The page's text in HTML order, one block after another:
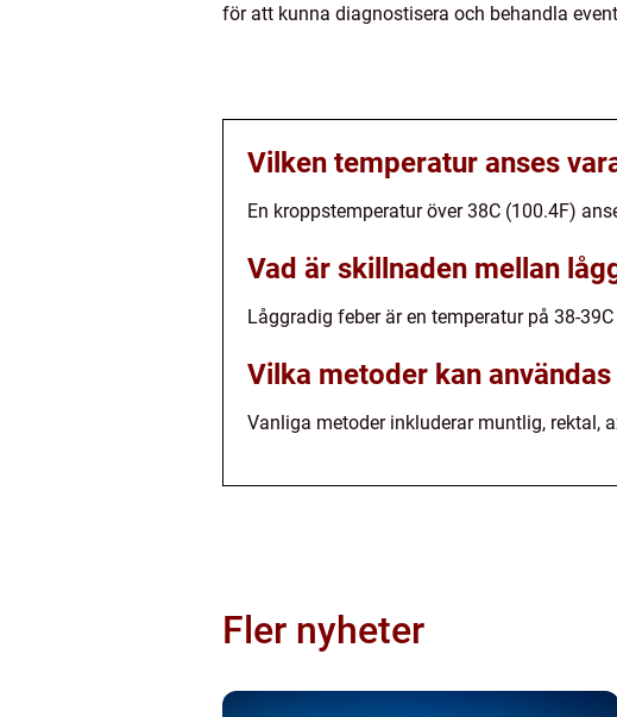
för att kunna diagnostisera och behandla
Vilken temperatur anses
En kroppstemperatur över 38C (100.4F)
Vad är skillnaden mellan
Låggradig feber är en temperatur på 38-
Vilka metoder kan
Vanliga metoder inkluderar muntlig, rektal,
Fler nyheter